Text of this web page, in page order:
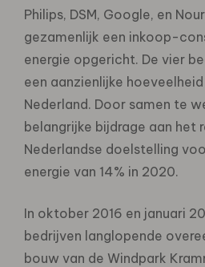
Philips, DSM, Google, en
gezamenlijk een inkoop-
energie opgericht. De vier
een aanzienlijke
Nederland. Door samen te
belangrijke bijdrage aan het
Nederlandse doelstelling
energie van 14% in 2020.
In oktober 2016 en januari
bedrijven langlopende
bouw van de Windpark